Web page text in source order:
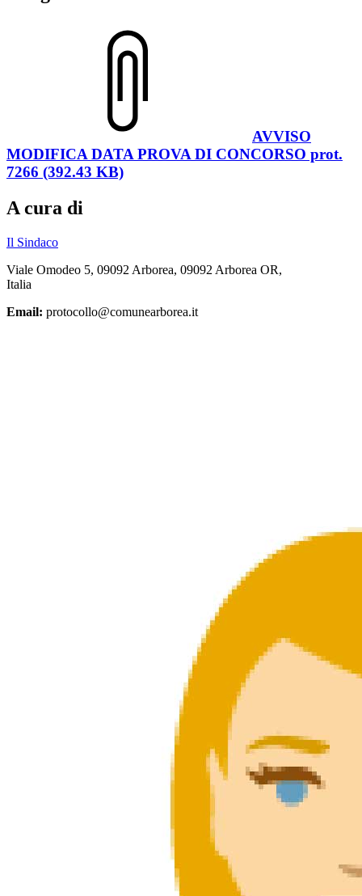
AVVISO
MODIFICA DATA PROVA DI CONCORSO prot.
7266 (392.43 KB)
A cura di
Il Sindaco
Viale Omodeo 5, 09092 Arborea, 09092 Arborea OR,
Italia
Email: protocollo@comunearborea.it